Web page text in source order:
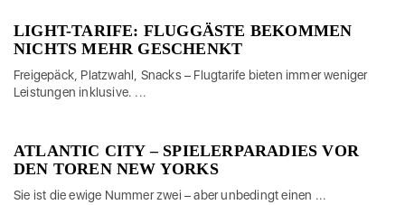
LIGHT-TARIFE: FLUGGÄSTE BEKOMMEN
NICHTS MEHR GESCHENKT
Freigepäck, Platzwahl, Snacks – Flugtarife bieten immer weniger
Leistungen inklusive. ...
ATLANTIC CITY – SPIELERPARADIES VOR
DEN TOREN NEW YORKS
Sie ist die ewige Nummer zwei – aber unbedingt einen ...